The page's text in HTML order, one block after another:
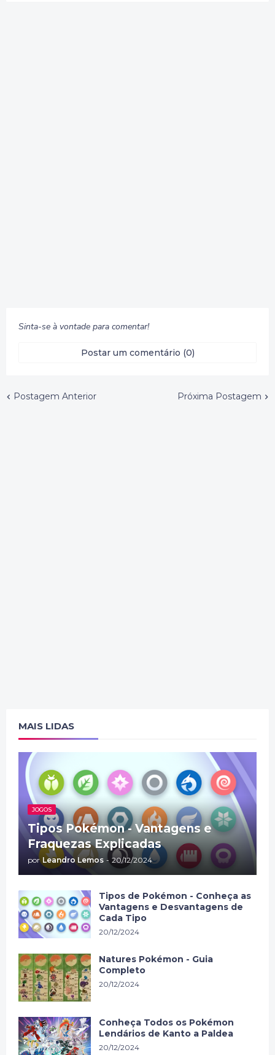
Sinta-se à vontade para comentar!
Postar um comentário (0)
Postagem Anterior Próxima Postagem
MAIS LIDAS
JOGOS
Tipos Pokémon - Vantagens e
Fraquezas Explicadas
por Leandro Lemos - 20/12/2024
Tipos de Pokémon - Conheça as
Vantagens e Desvantagens de
Cada Tipo
20/12/2024
Natures Pokémon - Guia
Completo
20/12/2024
Conheça Todos os Pokémon
Lendários de Kanto a Paldea
20/12/2024